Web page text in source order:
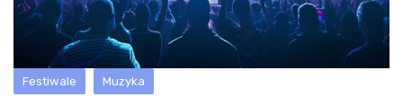
Festiwale Muzyka